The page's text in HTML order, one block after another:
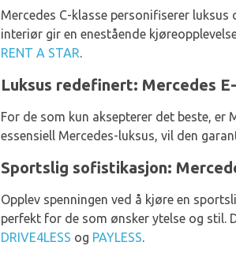
Mercedes C-klasse personifiserer
interiør gir en enestående
RENT A STAR.
Luksus redefinert: Mercedes
For de som kun aksepterer det beste, er
essensiell Mercedes-luksus, vil den
Sportslig sofistikasjon:
Opplev spenningen ved å kjøre en
perfekt for de som ønsker ytelse og stil.
DRIVE4LESS og PAYLESS.